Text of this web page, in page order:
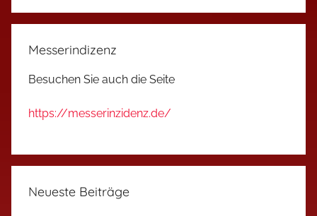
Messerindizenz
Besuchen Sie auch die Seite
https://messerinzidenz.de/
Neueste Beiträge